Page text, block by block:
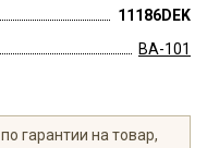
11186DEK
ВА-101
гарантии на товар,